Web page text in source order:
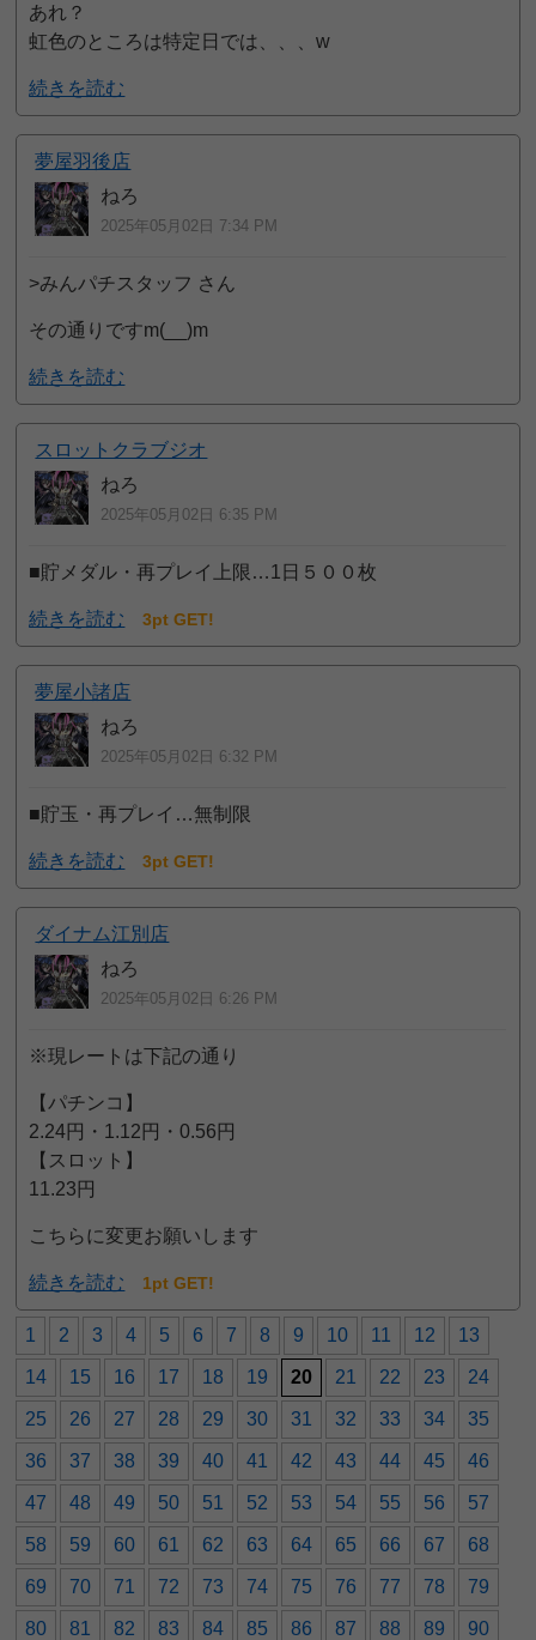
あれ？
虹色のところは特定日では、、、w
続きを読む
夢屋羽後店
ねろ
2025年05月02日 7:34 PM
>みんパチスタッフ さん
その通りですm(__)m
続きを読む
スロットクラブジオ
ねろ
2025年05月02日 6:35 PM
■貯メダル・再プレイ上限…1日５００枚
続きを読む 3pt GET!
夢屋小諸店
ねろ
2025年05月02日 6:32 PM
■貯玉・再プレイ…無制限
続きを読む 3pt GET!
ダイナム江別店
ねろ
2025年05月02日 6:26 PM
※現レートは下記の通り
【パチンコ】
2.24円・1.12円・0.56円
【スロット】
11.23円
こちらに変更お願いします
続きを読む 1pt GET!
1 2 3 4 5 6 7 8 9 10 11 12 13
14 15 16 17 18 19 20 21 22 23 24
25 26 27 28 29 30 31 32 33 34 35
36 37 38 39 40 41 42 43 44 45 46
47 48 49 50 51 52 53 54 55 56 57
58 59 60 61 62 63 64 65 66 67 68
69 70 71 72 73 74 75 76 77 78 79
80 81 82 83 84 85 86 87 88 89 90